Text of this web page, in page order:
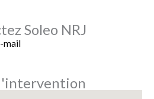
Soleo NRJ
mail